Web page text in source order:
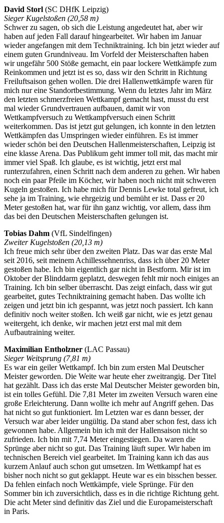
David Storl (SC DHfK Leipzig)
Sieger Kugelstoßen (20,58 m)
Schwer zu sagen, ob sich die Leistung angedeutet hat, aber wir
haben auf jeden Fall darauf hingearbeitet. Wir haben im Januar
wieder angefangen mit dem Techniktraining. Ich bin jetzt wieder auf
einem guten Grundniveau. Im Vorfeld der Meisterschaften haben
wir ungefähr 500 Stöße gemacht, ein paar lockere Wettkämpfe zum
Reinkommen und jetzt ist es so, dass wir den Schritt in Richtung
Freiluftsaison gehen wollen. Die drei Hallenwettkämpfe waren für
mich nur eine Standortbestimmung. Wenn du letztes Jahr im März
den letzten schmerzfreien Wettkampf gemacht hast, musst du erst
mal wieder Grundvertrauen aufbauen, damit wir von
Wettkampfversuch zu Wettkampfversuch einen Schritt
weiterkommen. Das ist jetzt gut gelungen, ich konnte in den letzten
Wettkämpfen das Umspringen wieder einführen. Es ist immer
wieder schön bei den Deutschen Hallenmeisterschaften, Leipzig ist
eine klasse Arena. Das Publikum geht immer toll mit, das macht mir
immer viel Spaß. Ich glaube, es ist wichtig, jetzt erst mal
runterzufahren, einen Schritt nach dem anderen zu gehen. Wir haben
noch ein paar Pfeile im Köcher, wir haben noch nicht mit schweren
Kugeln gestoßen. Ich habe mich für Dennis Lewke total gefreut, ich
sehe ja im Training, wie ehrgeizig und bemüht er ist. Dass er 20
Meter gestoßen hat, war für ihn ganz wichtig, vor allem, dass ihm
das bei den Deutschen Meisterschaften gelungen ist.
Tobias Dahm (VfL Sindelfingen)
Zweiter Kugelstoßen (20,13 m)
Ich freue mich sehr über den zweiten Platz. Das war das erste Mal
seit 2016, seit meinem Achillessehnenriss, dass ich über 20 Meter
gestoßen habe. Ich bin eigentlich gar nicht in Bestform. Mir ist im
Oktober der Blinddarm geplatzt, deswegen fehlt mir noch einiges an
Training. Ich bin selber überrascht. Das zeigt einfach, dass wir gut
gearbeitet, gutes Techniktraining gemacht haben. Das wollte ich
zeigen und jetzt bin ich gespannt, was jetzt noch passiert. Ich kann
definitiv noch weiter stoßen. Ich weiß gar nicht, wie es jetzt genau
weitergeht, ich denke, wir machen jetzt erst mal mit dem
Aufbautraining weiter.
Maximilian Entholzner (LAC Passau)
Sieger Weitsprung (7,81 m)
Es war ein geiler Wettkampf. Ich bin zum ersten Mal Deutscher
Meister geworden. Die Weite war heute eher zweitrangig. Der Titel
hat gezählt. Dass ich das erste Mal Deutscher Meister geworden bin,
ist ein tolles Gefühl. Die 7,81 Meter im zweiten Versuch waren eine
große Erleichterung. Dann wollte ich mehr auf Angriff gehen. Das
hat nicht so gut funktioniert. Im Letzten war es dann besser, der
Versuch war aber leider ungültig. Da stand aber schon fest, dass ich
gewonnen habe. Allgemein bin ich mit der Hallensaison nicht so
zufrieden. Ich bin mit 7,74 Meter eingestiegen. Da waren die
Sprünge aber nicht so gut. Das Training läuft super. Wir haben im
technischen Bereich viel gearbeitet. Im Training kann ich das aus
kurzem Anlauf auch schon gut umsetzen. Im Wettkampf hat es
bisher noch nicht so gut geklappt. Heute war es ein bisschen besser.
Da fehlen einfach noch Wettkämpfe, viele Sprünge. Für den
Sommer bin ich zuversichtlich, dass es in die richtige Richtung geht.
Die acht Meter sind definitiv das Ziel und die Europameisterschaft
in Paris.